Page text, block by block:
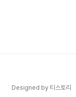
Designed by 티스토리